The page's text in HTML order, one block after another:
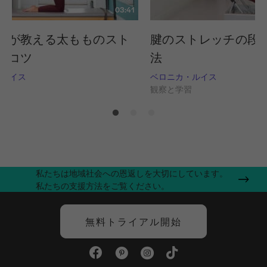
03:41
が教える太もものスト
コツ
イス
腱のストレッチの段
法
ベロニカ・ルイス
観察と学習
私たちは地域社会への恩返しを大切にしています。
私たちの支援方法をご覧ください。
無料トライアル開始